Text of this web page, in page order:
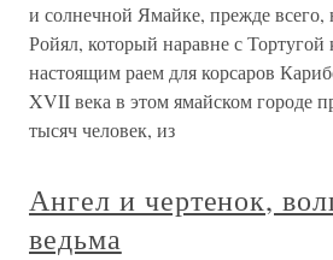
и солнечной Ямайке, прежде
Ройял, который наравне с Тортугой
настоящим раем для корсаров
XVII века в этом ямайском городе
тысяч человек, из
Ангел и чертенок,
ведьма